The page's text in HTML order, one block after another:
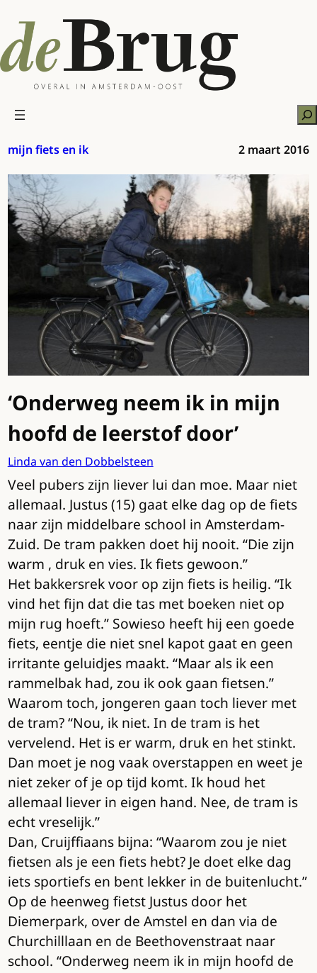
naar
de
inhoud
mijn fiets en ik 2 maart 2016
‘Onderweg neem ik in mijn
hoofd de leerstof door’
Linda van den Dobbelsteen
Veel pubers zijn liever lui dan moe. Maar niet
allemaal. Justus (15) gaat elke dag op de fiets
naar zijn middelbare school in Amsterdam-
Zuid. De tram pakken doet hij nooit. “Die zijn
warm , druk en vies. Ik fiets gewoon.”
Het bakkersrek voor op zijn fiets is heilig. “Ik
vind het fijn dat die tas met boeken niet op
mijn rug hoeft.” Sowieso heeft hij een goede
fiets, eentje die niet snel kapot gaat en geen
irritante geluidjes maakt. “Maar als ik een
rammelbak had, zou ik ook gaan fietsen.”
Waarom toch, jongeren gaan toch liever met
de tram? “Nou, ik niet. In de tram is het
vervelend. Het is er warm, druk en het stinkt.
Dan moet je nog vaak overstappen en weet je
niet zeker of je op tijd komt. Ik houd het
allemaal liever in eigen hand. Nee, de tram is
echt vreselijk.”
Dan, Cruijffiaans bijna: “Waarom zou je niet
fietsen als je een fiets hebt? Je doet elke dag
iets sportiefs en bent lekker in de buitenlucht.”
Op de heenweg fietst Justus door het
Diemerpark, over de Amstel en dan via de
Churchilllaan en de Beethovenstraat naar
school. “Onderweg neem ik in mijn hoofd de